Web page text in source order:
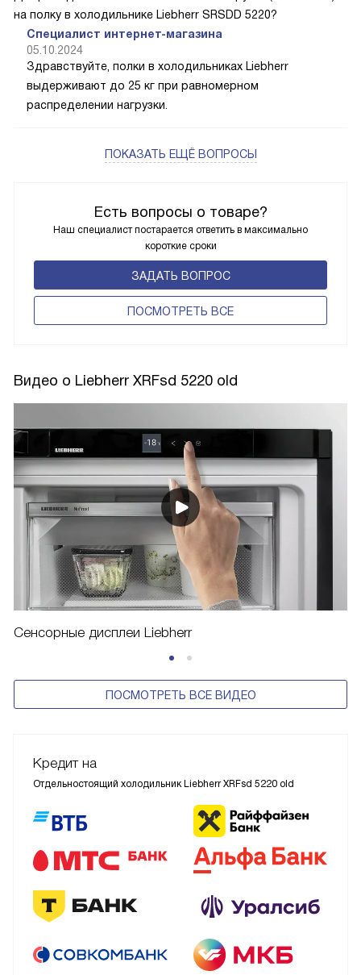
Есть вопросы о товаре?
Наш специалист постарается ответить в максимально
короткие сроки
ЗАДАТЬ ВОПРОС
ПОCМОТРЕТЬ ВСЕ
на полку в холодильнике Liebherr SRSDD 5220?
Специалист интернет-магазина
05.10.2024
Здравствуйте, полки в холодильниках Liebherr
выдерживают до 25 кг при равномерном
распределении нагрузки.
ПОКАЗАТЬ ЕЩЁ ВОПРОСЫ
Видео о Liebherr XRFsd 5220 old
Сенсорные дисплеи Liebherr
ПОСМОТРЕТЬ ВСЕ ВИДЕО
Кредит на
Отдельностоящий холодильник Liebherr XRFsd 5220 old